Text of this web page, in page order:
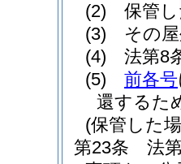
(2)
保管
(3)
その
(4)
法第8
(5)
前各号
還するた
(保管した
第23条
法